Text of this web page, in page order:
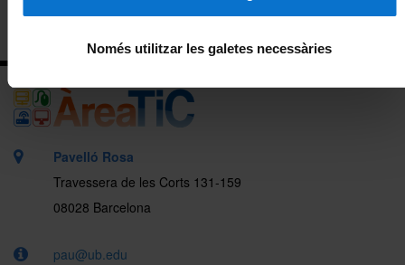
Només utilitzar les galetes necessàries
Pavelló Rosa
Travessera de les Corts 131-159
08028 Barcelona
pau@ub.edu